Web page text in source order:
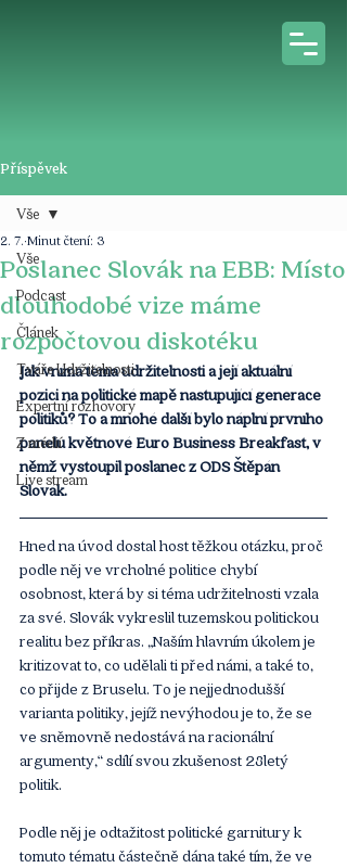
Příspěvek
Vše
Podcast
Článek
Tváře Udržitelnosti
Expertní rozhovory
Z médií
Live stream
Vše
Poslanec Slovák na EBB: Místo
dlouhodobé vize máme
rozpočtovou diskotéku
2. 7. Minut čtení: 3
Jak vnímá téma udržitelnosti a její aktuální
pozici na politické mapě nastupující generace
politiků? To a mnohé další bylo náplní prvního
panelu květnové Euro Business Breakfast, v
němž vystoupil poslanec z ODS Štěpán
Slovák.
Hned na úvod dostal host těžkou otázku, proč
podle něj ve vrcholné politice chybí
osobnost, která by si téma udržitelnosti vzala
za své. Slovák vykreslil tuzemskou politickou
realitu bez příkras. „Naším hlavním úkolem je
kritizovat to, co udělali ti před námi, a také to,
co přijde z Bruselu. To je nejjednodušší
varianta politiky, jejíž nevýhodou je to, že se
ve sněmovně nedostává na racionální
argumenty,“ sdílí svou zkušenost 28letý
politik.
Podle něj je odtažitost politické garnitury k
tomuto tématu částečně dána také tím, že ve